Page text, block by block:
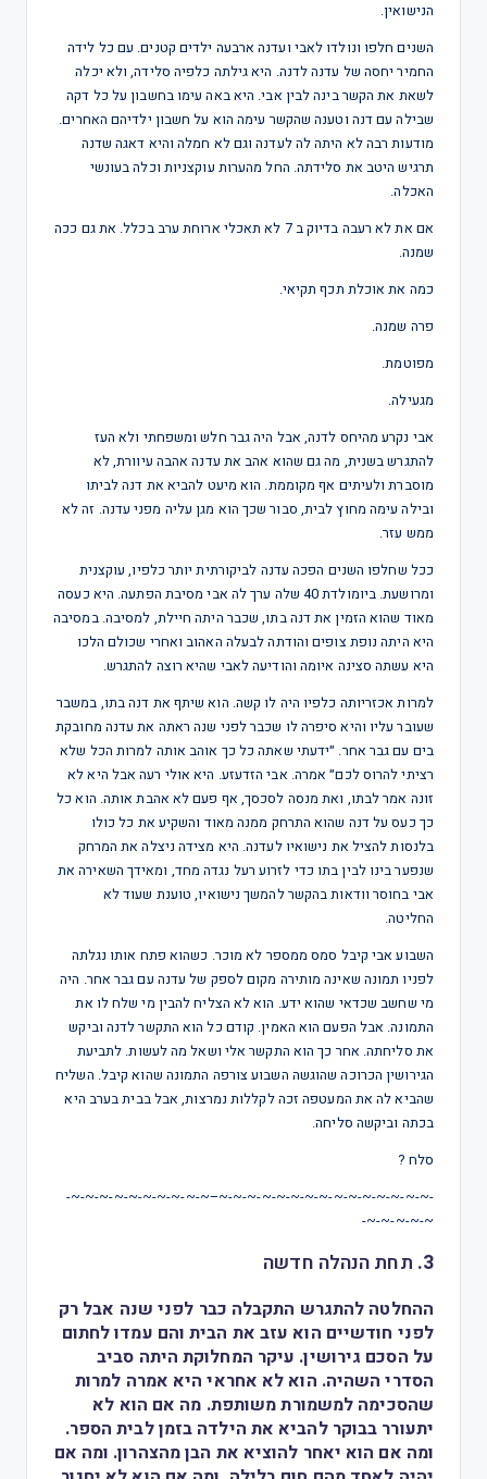
הנישואין.
השנים חלפו ונולדו לאבי ועדנה ארבעה ילדים קטנים. עם כל לידה
החמיר יחסה של עדנה לדנה. היא גילתה כלפיה סלידה, ולא יכלה
לשאת את הקשר בינה לבין אבי. היא באה עימו בחשבון על כל דקה
שבילה עם דנה וטענה שהקשר עימה הוא על חשבון ילדיהם האחרים.
מודעות רבה לא היתה לה לעדנה וגם לא חמלה והיא דאגה שדנה
תרגיש היטב את סלידתה. החל מהערות עוקצניות וכלה בעונשי
האכלה.
אם את לא רעבה בדיוק ב 7 לא תאכלי ארוחת ערב בכלל. את גם ככה
שמנה.
כמה את אוכלת תכף תקיאי.
פרה שמנה.
מפוטמת.
מגעילה.
אבי נקרע מהיחס לדנה, אבל היה גבר חלש ומשפחתי ולא העז
להתגרש בשנית, מה גם שהוא אהב את עדנה אהבה עיוורת, לא
מוסברת ולעיתים אף מקוממת. הוא מיעט להביא את דנה לביתו
ובילה עימה מחוץ לבית, סבור שכך הוא מגן עליה מפני עדנה. זה לא
ממש עזר.
ככל שחלפו השנים הפכה עדנה לביקורתית יותר כלפיו, עוקצנית
ומרושעת. ביומולדת 40 שלה ערך לה אבי מסיבת הפתעה. היא כעסה
מאוד שהוא הזמין את דנה בתו, שכבר היתה חיילת, למסיבה. במסיבה
היא היתה נופת צופים והודתה לבעלה האהוב ואחרי שכולם הלכו
היא עשתה סצינה איומה והודיעה לאבי שהיא רוצה להתגרש.
למרות אכזריותה כלפיו היה לו קשה. הוא שיתף את דנה בתו, במשבר
שעובר עליו והיא סיפרה לו שכבר לפני שנה ראתה את עדנה מחובקת
בים עם גבר אחר. ״ידעתי שאתה כל כך אוהב אותה למרות הכל שלא
רציתי להרוס לכם״ אמרה. אבי הזדעזע. היא אולי רעה אבל היא לא
זונה אמר לבתו, ואת מנסה לסכסך, אף פעם לא אהבת אותה. הוא כל
כך כעס על דנה שהוא התרחק ממנה מאוד והשקיע את כל כולו
בלנסות להציל את נישואיו לעדנה. היא מצידה ניצלה את המרחק
שנפער בינו לבין בתו כדי לזרוע רעל נגדה מחד, ומאידך השאירה את
אבי בחוסר וודאות בהקשר להמשך נישואיו, טוענת שעוד לא
החליטה.
השבוע אבי קיבל סמס ממספר לא מוכר. כשהוא פתח אותו נגלתה
לפניו תמונה שאינה מותירה מקום לספק של עדנה עם גבר אחר. היה
מי שחשב שכדאי שהוא ידע. הוא לא הצליח להבין מי שלח לו את
התמונה. אבל הפעם הוא האמין. קודם כל הוא התקשר לדנה וביקש
את סליחתה. אחר כך הוא התקשר אלי ושאל מה לעשות. לתביעת
הגירושין הכרוכה שהוגשה השבוע צורפה התמונה שהוא קיבל. השליח
שהביא לה את המעטפה זכה לקללות נמרצות, אבל בבית בערב היא
בכתה וביקשה סליחה.
סלח ?
-~-~-~-~-~-~-~-~-~-~-~-~-~-~-~–~-~-~-~-~-~-~-~-~-~-
~-~-~-~-~-
3. תחת הנהלה חדשה
ההחלטה להתגרש התקבלה כבר לפני שנה אבל רק
לפני חודשיים הוא עזב את הבית והם עמדו לחתום
על הסכם גירושין. עיקר המחלוקת היתה סביב
הסדרי השהיה. הוא לא אחראי היא אמרה למרות
שהסכימה למשמורת משותפת. מה אם הוא לא
יתעורר בבוקר להביא את הילדה בזמן לבית הספר.
ומה אם הוא יאחר להוציא את הבן מהצהרון. ומה אם